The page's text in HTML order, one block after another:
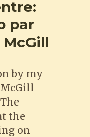
par
by my
the
on